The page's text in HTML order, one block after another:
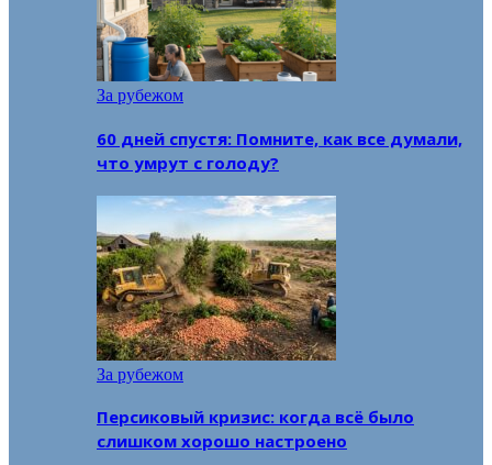
За рубежом
60 дней спустя: Помните, как все думали,
что умрут с голоду?
За рубежом
Персиковый кризис: когда всё было
слишком хорошо настроено